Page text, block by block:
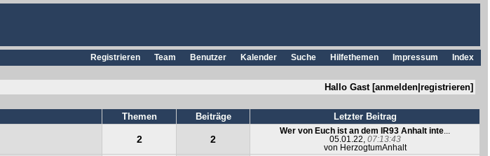
Index
Impressum
Hilfethemen
Suche
Kalender
Benutzer
Team
Registrieren
Hallo Gast [anmelden |registrieren]
Themen Beiträge Letzter Beitrag
2 2
Wer von Euch ist an dem IR93 Anhalt inte
05.01.22, 07:13:43
von HerzogtumAnhalt